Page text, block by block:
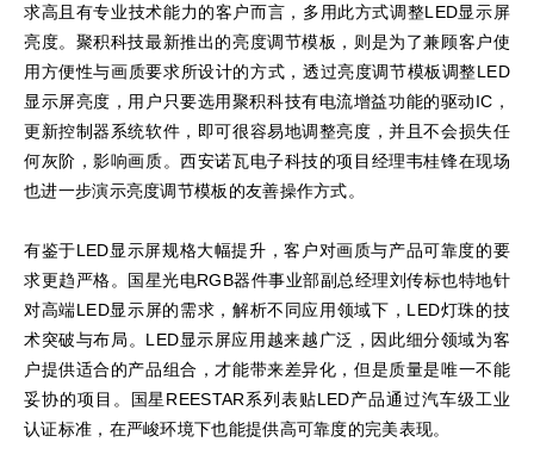
求高且有专业技术能力的客户而言，多用此方式调整LED显示屏
亮度。聚积科技最新推出的亮度调节模板，则是为了兼顾客户使
用方便性与画质要求所设计的方式，透过亮度调节模板调整LED
显示屏亮度，用户只要选用聚积科技有电流增益功能的驱动IC，
更新控制器系统软件，即可很容易地调整亮度，并且不会损失任
何灰阶，影响画质。西安诺瓦电子科技的项目经理韦桂锋在现场
也进一步演示亮度调节模板的友善操作方式。
有鉴于LED显示屏规格大幅提升，客户对画质与产品可靠度的要
求更趋严格。国星光电RGB器件事业部副总经理刘传标也特地针
对高端LED显示屏的需求，解析不同应用领域下，LED灯珠的技
术突破与布局。LED显示屏应用越来越广泛，因此细分领域为客
户提供适合的产品组合，才能带来差异化，但是质量是唯一不能
妥协的项目。国星REESTAR系列表贴LED产品通过汽车级工业
认证标准，在严峻环境下也能提供高可靠度的完美表现。